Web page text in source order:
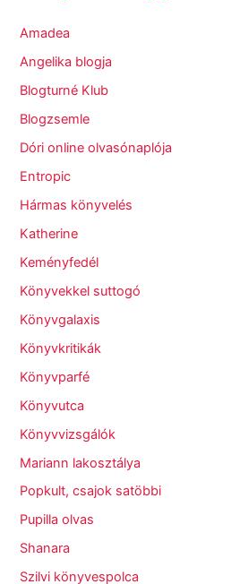
Amadea
Angelika blogja
Blogturné Klub
Blogzsemle
Dóri online olvasónaplója
Entropic
Hármas könyvelés
Katherine
Keményfedél
Könyvekkel suttogó
Könyvgalaxis
Könyvkritikák
Könyvparfé
Könyvutca
Könyvvizsgálók
Mariann lakosztálya
Popkult, csajok satöbbi
Pupilla olvas
Shanara
Szilvi könyvespolca